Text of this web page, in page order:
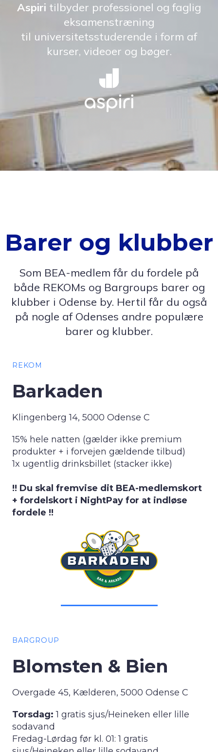
Aspiri tilbyder professionel og faglig
eksamenstræning
til universitetsstuderende i form af
kurser, videoer og bøger.
Barer og klubber
Som BEA-medlem får du fordele på
både REKOMs og Bargroups barer og
klubber i Odense by. Hertil får du også
på nogle af Odenses andre populære
barer og klubber.
REKOM
Barkaden
Klingenberg 14, 5000 Odense C
15% hele natten (gælder ikke premium
produkter + i forvejen gældende tilbud)
1x ugentlig drinksbillet (stacker ikke)
!! Du skal fremvise dit BEA-medlemskort
+ fordelskort i NightPay for at indløse
fordele !!
BARGROUP
Blomsten & Bien
Overgade 45, Kælderen, 5000 Odense C
Torsdag: 1 gratis sjus/Heineken eller lille
sodavand
Fredag-Lørdag før kl. 01: 1 gratis